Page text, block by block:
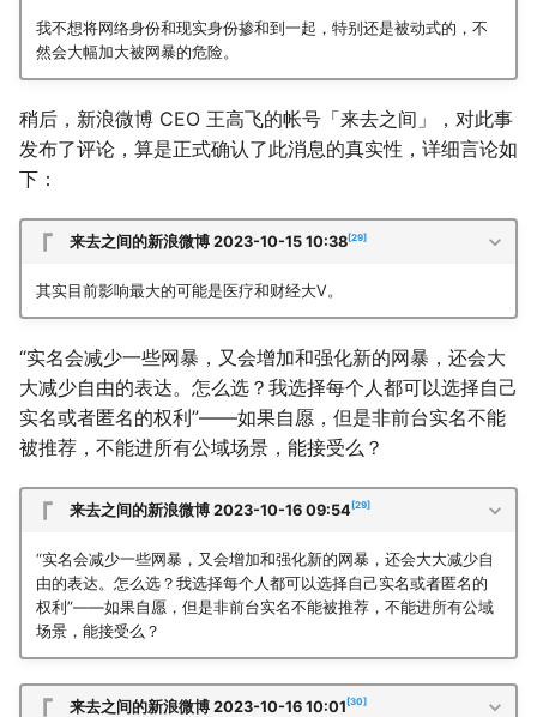
我不想将网络身份和现实身份掺和到一起，特别还是被动式的，不
然会大幅加大被网暴的危险。
稍后，新浪微博 CEO 王高飞的帐号「来去之间」，对此事
发布了评论，算是正式确认了此消息的真实性，详细言论如
下：
来去之间的新浪微博 2023-10-15 10:38 29
其实目前影响最大的可能是医疗和财经大V。
“实名会减少一些网暴，又会增加和强化新的网暴，还会大
大减少自由的表达。怎么选？我选择每个人都可以选择自己
实名或者匿名的权利”——如果自愿，但是非前台实名不能
被推荐，不能进所有公域场景，能接受么？
来去之间的新浪微博 2023-10-16 09:54 29
“实名会减少一些网暴，又会增加和强化新的网暴，还会大大减少自
由的表达。怎么选？我选择每个人都可以选择自己实名或者匿名的
权利”——如果自愿，但是非前台实名不能被推荐，不能进所有公域
场景，能接受么？
来去之间的新浪微博 2023-10-16 10:01 30